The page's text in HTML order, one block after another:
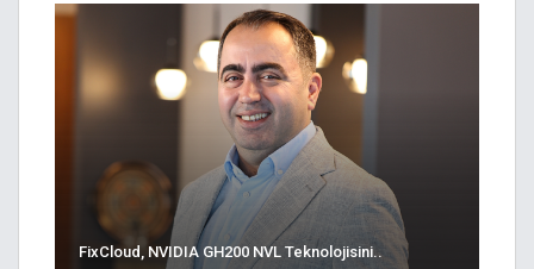
FixCloud, NVIDIA GH200 NVL Teknolojisini..